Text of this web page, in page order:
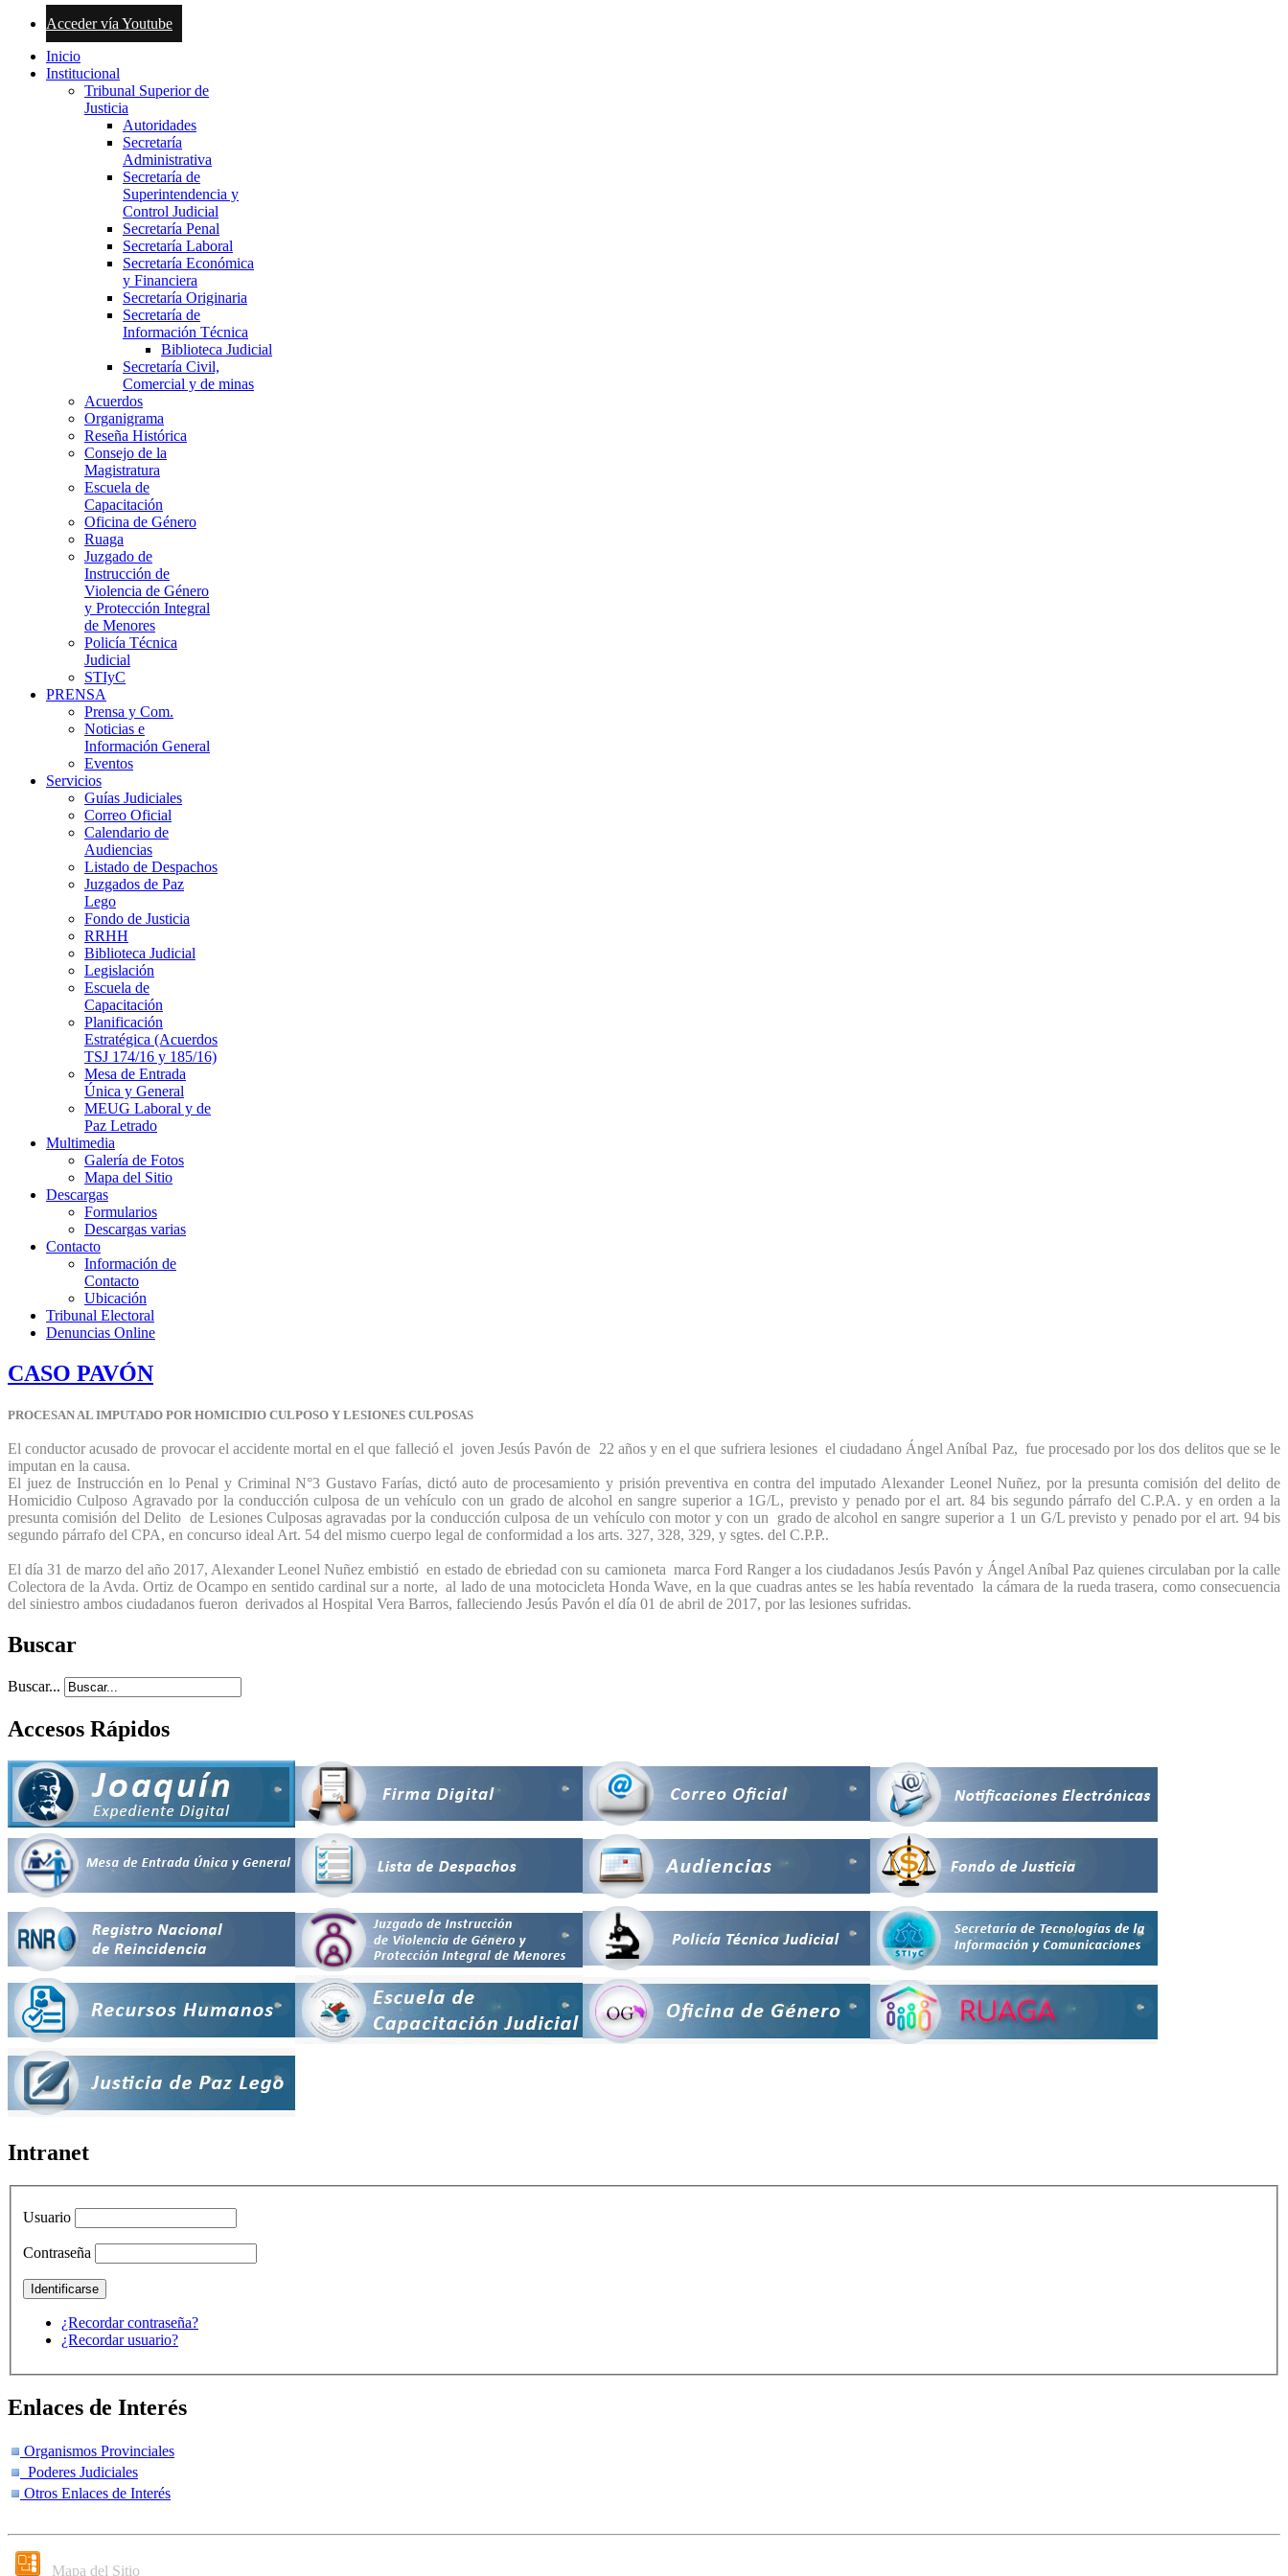
Acceder vía Youtube
Inicio
Institucional
Tribunal Superior de
Justicia
Autoridades
Secretaría
Administrativa
Secretaría de
Superintendencia y
Control Judicial
Secretaría Penal
Secretaría Laboral
Secretaría Económica
y Financiera
Secretaría Originaria
Secretaría de
Información Técnica
Biblioteca Judicial
Secretaría Civil,
Comercial y de minas
Acuerdos
Organigrama
Reseña Histórica
Consejo de la
Magistratura
Escuela de
Capacitación
Oficina de Género
Ruaga
Juzgado de
Instrucción de
Violencia de Género
y Protección Integral
de Menores
Policía Técnica
Judicial
STIyC
PRENSA
Prensa y Com.
Noticias e
Información General
Eventos
Servicios
Guías Judiciales
Correo Oficial
Calendario de
Audiencias
Listado de Despachos
Juzgados de Paz
Lego
Fondo de Justicia
RRHH
Biblioteca Judicial
Legislación
Escuela de
Capacitación
Planificación
Estratégica (Acuerdos
TSJ 174/16 y 185/16)
Mesa de Entrada
Única y General
MEUG Laboral y de
Paz Letrado
Multimedia
Galería de Fotos
Mapa del Sitio
Descargas
Formularios
Descargas varias
Contacto
Información de
Contacto
Ubicación
Tribunal Electoral
Denuncias Online
CASO PAVÓN
PROCESAN AL IMPUTADO POR HOMICIDIO CULPOSO Y LESIONES CULPOSAS
El conductor acusado de provocar el accidente mortal en el que falleció el joven Jesús Pavón de 22 años y en el que sufriera lesiones el ciudadano Ángel Aníbal Paz, fue procesado por los dos delitos que se le
imputan en la causa.
El juez de Instrucción en lo Penal y Criminal N°3 Gustavo Farías, dictó auto de procesamiento y prisión preventiva en contra del imputado Alexander Leonel Nuñez, por la presunta comisión del delito de
Homicidio Culposo Agravado por la conducción culposa de un vehículo con un grado de alcohol en sangre superior a 1G/L, previsto y penado por el art. 84 bis segundo párrafo del C.P.A. y en orden a la
presunta comisión del Delito de Lesiones Culposas agravadas por la conducción culposa de un vehículo con motor y con un grado de alcohol en sangre superior a 1 un G/L previsto y penado por el art. 94 bis
segundo párrafo del CPA, en concurso ideal Art. 54 del mismo cuerpo legal de conformidad a los arts. 327, 328, 329, y sgtes. del C.P.P..
El día 31 de marzo del año 2017, Alexander Leonel Nuñez embistió en estado de ebriedad con su camioneta marca Ford Ranger a los ciudadanos Jesús Pavón y Ángel Aníbal Paz quienes circulaban por la calle
Colectora de la Avda. Ortiz de Ocampo en sentido cardinal sur a norte, al lado de una motocicleta Honda Wave, en la que cuadras antes se les había reventado la cámara de la rueda trasera, como consecuencia
del siniestro ambos ciudadanos fueron derivados al Hospital Vera Barros, falleciendo Jesús Pavón el día 01 de abril de 2017, por las lesiones sufridas.
Buscar
Buscar...
Accesos Rápidos
Intranet
Usuario
Contraseña
¿Recordar contraseña?
¿Recordar usuario?
Enlaces de Interés
Organismos Provinciales
Poderes Judiciales
Otros Enlaces de Interés
Mapa del Sitio